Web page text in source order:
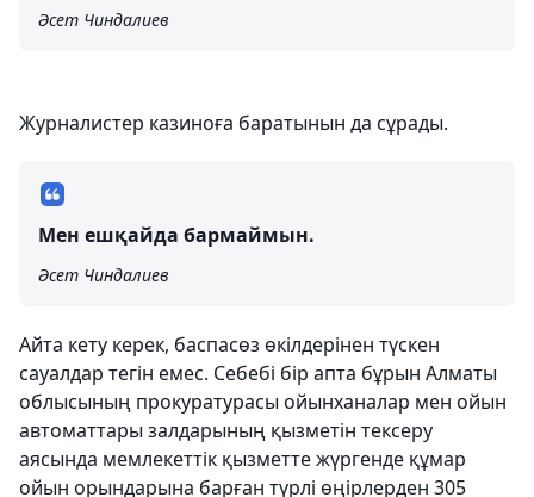
Әсет Чиндалиев
Журналистер казиноға баратынын да сұрады.
Мен ешқайда бармаймын.
Әсет Чиндалиев
Айта кету керек, баспасөз өкілдерінен түскен
сауалдар тегін емес. Себебі бір апта бұрын Алматы
облысының прокуратурасы ойынханалар мен ойын
автоматтары залдарының қызметін тексеру
аясында мемлекеттік қызметте жүргенде құмар
ойын орындарына барған түрлі өңірлерден 305